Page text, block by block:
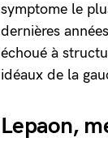
symptome le
dernières
échoué à
idéaux de la
Lepaon,